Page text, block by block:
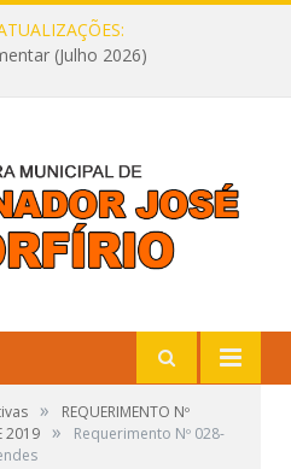
(Julho 2026)
»
REQUERIMENTO Nº
2019 »
Requerimento Nº 028-